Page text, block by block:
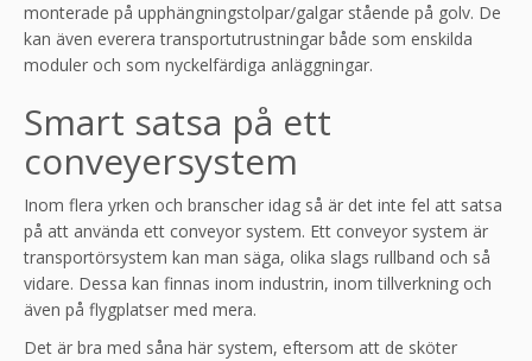
monterade på upphängningstolpar/galgar stående på golv. De
kan även everera transportutrustningar både som enskilda
moduler och som nyckelfärdiga anläggningar.
Smart satsa på ett
conveyersystem
Inom flera yrken och branscher idag så är det inte fel att satsa
på att använda ett conveyor system. Ett conveyor system är
transportörsystem kan man säga, olika slags rullband och så
vidare. Dessa kan finnas inom industrin, inom tillverkning och
även på flygplatser med mera.
Det är bra med såna här system, eftersom att de sköter